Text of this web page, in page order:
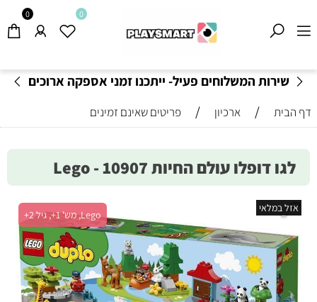
שירות המשלוחים פעיל- ייתכנו זמני אספקה ארוכים
0 0
דף הבית / ארכיון / פריטים שאינם זמינים
לגו דופלו עולם החיות 10907 - Lego
Lego, מש' 1+, גיל 2+
אזל במלאי